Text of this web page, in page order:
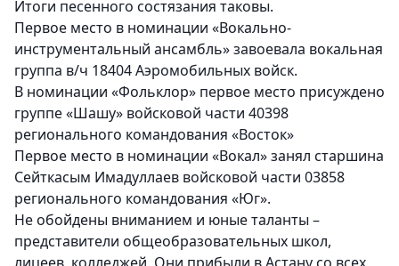
Итоги песенного состязания таковы.
Первое место в номинации «Вокально-
инструментальный ансамбль» завоевала вокальная
группа в/ч 18404 Аэромобильных войск.
В номинации «Фольклор» первое место присуждено
группе «Шашу» войсковой части 40398
регионального командования «Восток»
Первое место в номинации «Вокал» занял старшина
Сейткасым Имадуллаев войсковой части 03858
регионального командования «Юг».
Не обойдены вниманием и юные таланты –
представители общеобразовательных школ,